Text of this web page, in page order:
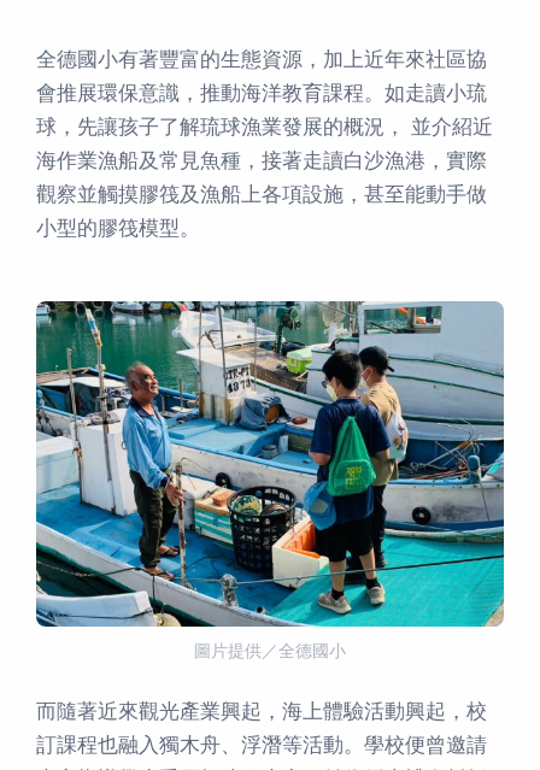
全德國小有著豐富的生態資源，加上近年來社區協
會推展環保意識，推動海洋教育課程。如走讀小琉
球，先讓孩子了解琉球漁業發展的概況， 並介紹近
海作業漁船及常見魚種，接著走讀白沙漁港，實際
觀察並觸摸膠筏及漁船上各項設施，甚至能動手做
小型的膠筏模型。
圖片提供／全德國小
而隨著近來觀光產業興起，海上體驗活動興起，校
訂課程也融入獨木舟、浮潛等活動。學校便曾邀請